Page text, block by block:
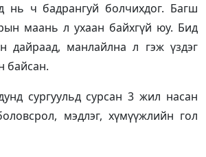
нь ч бадрангуй болчихдог. Багш
маань л ухаан байхгүй юу. Бид
дайраад, манлайлна л гэж үздэг
байсан.
сургуульд сурсан 3 жил насан
мэдлэг, хүмүүжлийн гол